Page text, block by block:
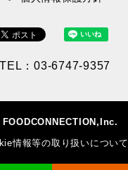
TEL：03-6747-9357
情報等の取り扱いについて